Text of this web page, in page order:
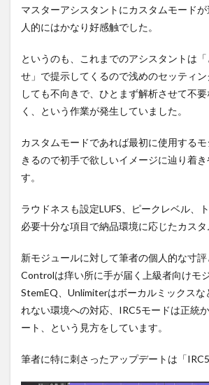
マスターアシスタントにカスタムモード
人的にはかなり好感触でした。
というのも、これまでのアシスタントは
せ」で提示してくるので浅めのセッティ
しても不向きで、ひとまず解析させて不
く、という作業が発生していました。
カスタムモードであれば最初に使用する
きるので初手で欲しいイメージに辿り着
す。
ラウドネスも設定LUFS、ピークレベル、
必要十分な項目で納品環境に応じたカスタ
新モジュールに対して筆者の個人的な寸
Controlは痒い所に手が届く上級者向けモジ
StemEQ、Unlimiterはボーカルミックスな
れない環境への対応、IRC5モードは正統
ート、という見方をしています。
筆者に特に刺さったアップデートは「IRC5